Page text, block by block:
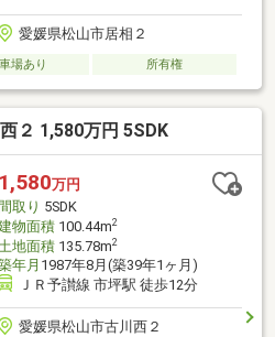
愛媛県松山市居相２
場あり 所有権
２ 1,580万円 5SDK
1,580万円
間取り 5SDK
物面積100.44m2
地面積135.78m2
年月 1987年8月(築39年1ヶ月)
ＪＲ予讃線 市坪駅 徒歩12分
愛媛県松山市古川西２